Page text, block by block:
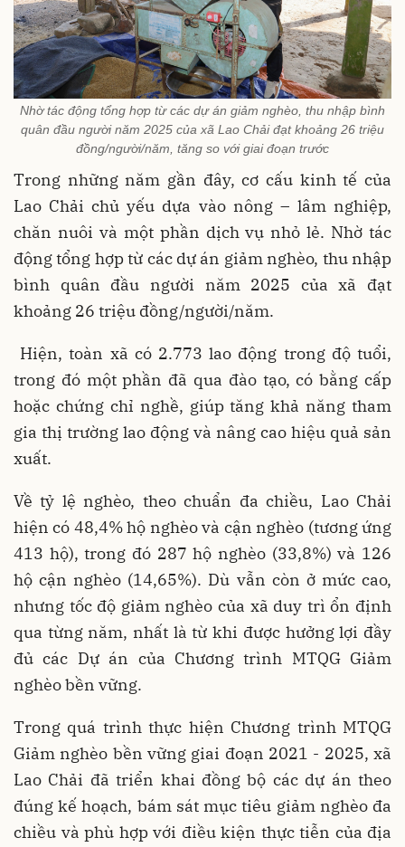
Nhờ tác động tổng hợp từ các dự án giảm nghèo, thu nhập bình
quân đầu người năm 2025 của xã Lao Chải đạt khoảng 26 triệu
đồng/người/năm, tăng so với giai đoạn trước
Trong những năm gần đây, cơ cấu kinh tế của
Lao Chải chủ yếu dựa vào nông – lâm nghiệp,
chăn nuôi và một phần dịch vụ nhỏ lẻ. Nhờ tác
động tổng hợp từ các dự án giảm nghèo, thu nhập
bình quân đầu người năm 2025 của xã đạt
khoảng 26 triệu đồng/người/năm.
Hiện, toàn xã có 2.773 lao động trong độ tuổi,
trong đó một phần đã qua đào tạo, có bằng cấp
hoặc chứng chỉ nghề, giúp tăng khả năng tham
gia thị trường lao động và nâng cao hiệu quả sản
xuất.
Về tỷ lệ nghèo, theo chuẩn đa chiều, Lao Chải
hiện có 48,4% hộ nghèo và cận nghèo (tương ứng
413 hộ), trong đó 287 hộ nghèo (33,8%) và 126
hộ cận nghèo (14,65%). Dù vẫn còn ở mức cao,
nhưng tốc độ giảm nghèo của xã duy trì ổn định
qua từng năm, nhất là từ khi được hưởng lợi đầy
đủ các Dự án của Chương trình MTQG Giảm
nghèo bền vững.
Trong quá trình thực hiện Chương trình MTQG
Giảm nghèo bền vững giai đoạn 2021 - 2025, xã
Lao Chải đã triển khai đồng bộ các dự án theo
đúng kế hoạch, bám sát mục tiêu giảm nghèo đa
chiều và phù hợp với điều kiện thực tiễn của địa